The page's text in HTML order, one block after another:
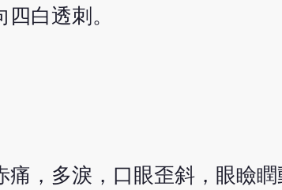
白透刺。
痛，多淚，口眼歪斜，眼瞼